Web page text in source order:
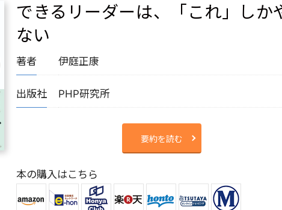
できるリーダーは、「これ」しか
ない
著者 伊庭正康
出版社 PHP研究所
要約を読む
本の購入はこちら